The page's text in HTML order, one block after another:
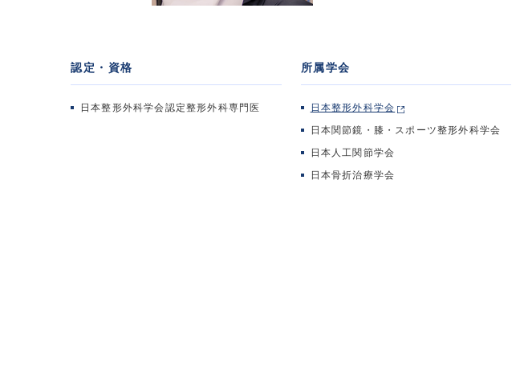
認定・資格
日本整形外科学会認定整形外科専門医
所属学会
日本整形外科学会
日本関節鏡・膝・スポーツ整形外科学会
日本人工関節学会
日本骨折治療学会